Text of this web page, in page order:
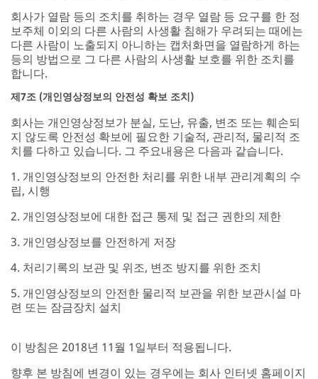
회사가 열람 등의 조치를 취하는 경우 열람 등 요구를 한 정
보주체 이외의 다른 사람의 사생활 침해가 우려되는 때에는
다른 사람이 노출되지 아니하는 캡처화면을 열람하게 하는
등의 방법으로 그 다른 사람의 사생활 보호를 위한 조치를
합니다.
제7조 (개인영상정보의 안전성 확보 조치)
회사는 개인영상정보가 분실, 도난, 유출, 변조 또는 훼손되
지 않도록 안전성 확보에 필요한 기술적, 관리적, 물리적 조
치를 다하고 있습니다. 그 주요내용은 다음과 같습니다.
1. 개인영상정보의 안전한 처리를 위한 내부 관리계획의 수
립, 시행
2. 개인영상정보에 대한 접근 통제 및 접근 권한의 제한
3. 개인영상정보를 안전하게 저장
4. 처리기록의 보관 및 위조, 변조 방지를 위한 조치
5. 개인영상정보의 안전한 물리적 보관을 위한 보관시설 마
련 또는 잠금장치 설치
이 방침은 2018년 11월 1일부터 적용됩니다.
향후 본 방침에 변경이 있는 경우에는 회사 인터넷 홈페이지